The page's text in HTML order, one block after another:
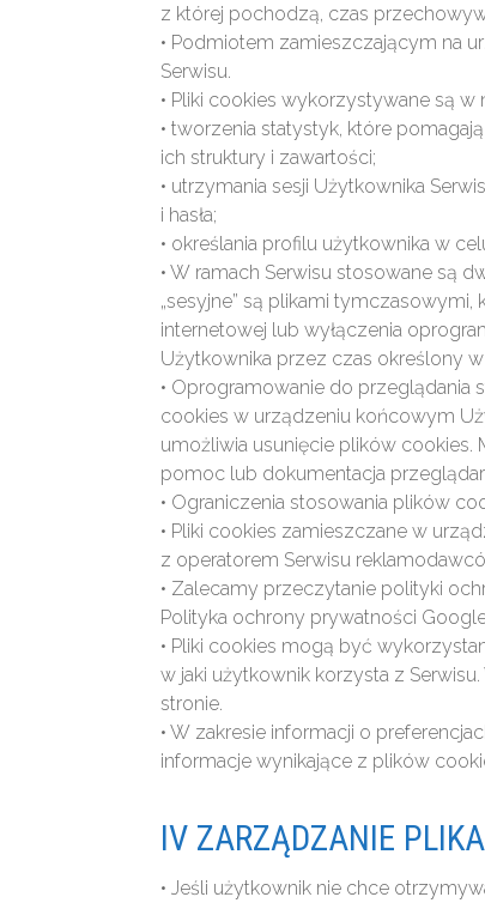
z której pochodzą, czas
• Podmiotem zamieszczającym na
Serwisu.
• Pliki cookies wykorzystywane są w
• tworzenia statystyk, które
ich struktury i zawartości;
• utrzymania sesji Użytkownika
i hasła;
• określania profilu użytkownika w
• W ramach Serwisu stosowane są
„sesyjne” są plikami
internetowej lub wyłączenia
Użytkownika przez czas określony
• Oprogramowanie do
cookies w urządzeniu końcowym
umożliwia usunięcie plików cookies.
pomoc lub dokumentacja
• Ograniczenia stosowania plików
• Pliki cookies zamieszczane w
z operatorem Serwisu
• Zalecamy przeczytanie polityki
Polityka ochrony prywatności
• Pliki cookies mogą być
w jaki użytkownik korzysta z
stronie.
• W zakresie informacji o
informacje wynikające z plików
IV ZARZĄDZANIE
• Jeśli użytkownik nie chce